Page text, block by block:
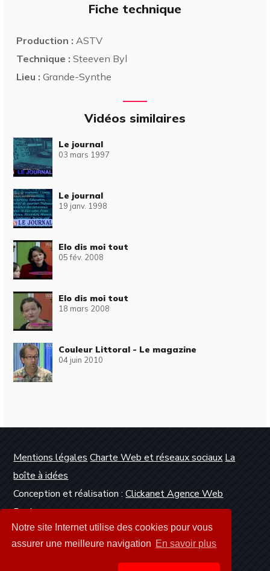
Notre site Internet utilise des cookies pour vous
assurer une meilleure navigation En savoir plus
Fiche technique
Production : ASTV
Technique : Steeven Byl
Lieu : Grande-Synthe
Vidéos similaires
Le journal
03 mars 1997
Le journal
19 janv. 1998
Elo dis moi tout
05 fév. 2008
Elo dis moi tout
18 mars 2008
Couleur Littoral - Le magazine
04 juin 2010
Mentions légales Charte Web et réseaux sociaux La
boîte à idées
Conception et réalisation :Clickanet Agence Web
Dunkerque